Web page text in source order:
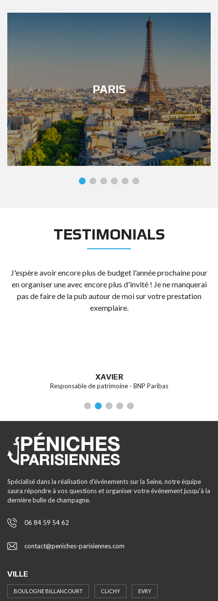
PARIS
TESTIMONIALS
prochaine pour
! Je ne manquerai
votre prestation
Je souhaite féliciter l’équipe pour le
long de ce projet. Nous avons eu le
nécessaires des premières discussions
la fin de la réalisation de la soirée.
Coup de pouce humanitaire
Spécialisé dans la réalisation d'événements sur la Seine, notre équipe
saura répondre à vos questions et organiser votre événement jusqu'à la
dernière bulle de champagne.
06 84 59 54 62
contact@peniches-parisiennes.com
VILLE
BOULOGNE BILLANCOURT CLICHY EVRY